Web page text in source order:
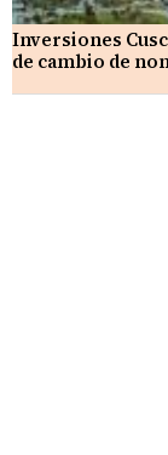
Inversiones
de cambio de